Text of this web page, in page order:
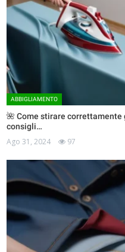
ABBIGLIAMENTO
🌺 Come stirare correttamente
consigli…
Ago 31, 2024 97